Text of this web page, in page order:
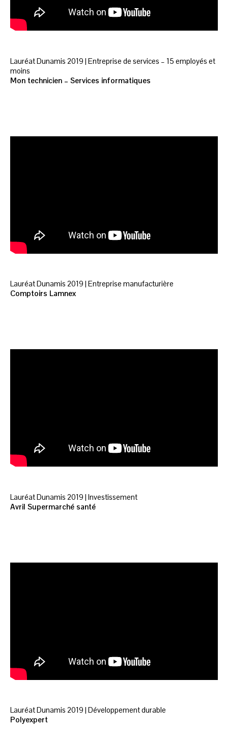
Lauréat Dunamis 2019 | Entreprise de services – 15 employés et
moins
Mon technicien – Services informatiques
Lauréat Dunamis 2019 | Entreprise manufacturière
Comptoirs Lamnex
Lauréat Dunamis 2019 | Investissement
Avril Supermarché santé
Lauréat Dunamis 2019 | Développement durable
Polyexpert